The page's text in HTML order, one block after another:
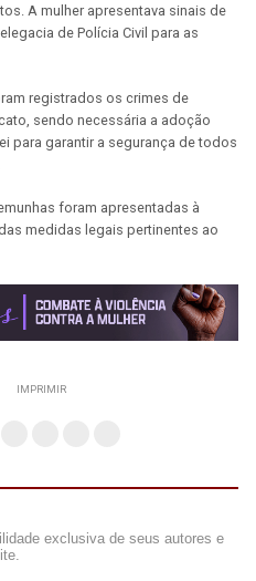
A mulher apresentava sinais de
de Polícia Civil para as
registrados os crimes de
sendo necessária a adoção
para garantir a segurança de todos
foram apresentadas à
medidas legais pertinentes ao
IMPRIMIR
exclusiva de seus autores e